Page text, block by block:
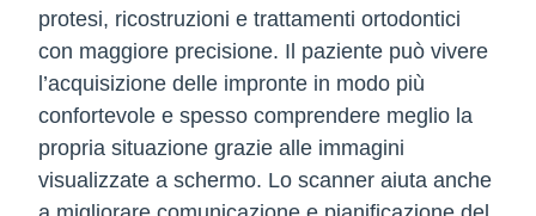
protesi, ricostruzioni e trattamenti ortodontici
con maggiore precisione. Il paziente può vivere
l’acquisizione delle impronte in modo più
confortevole e spesso comprendere meglio la
propria situazione grazie alle immagini
visualizzate a schermo. Lo scanner aiuta anche